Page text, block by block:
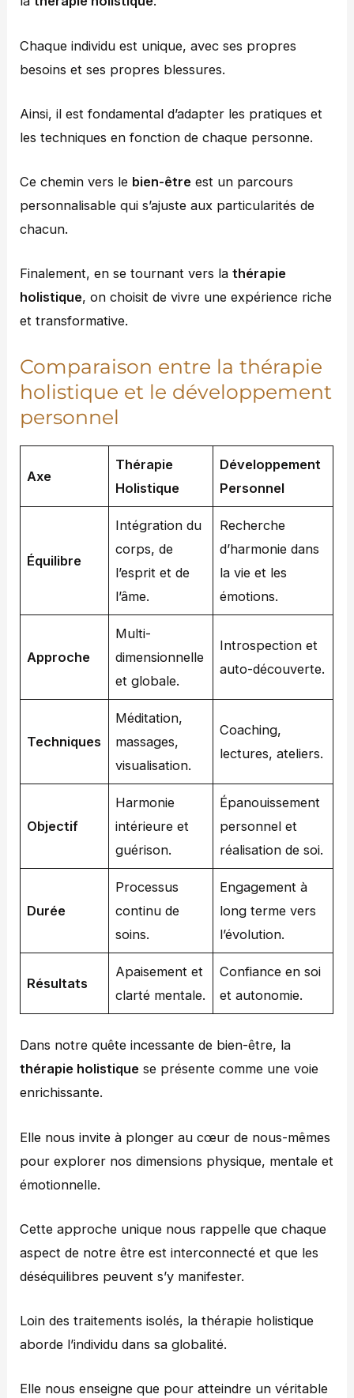
Chaque individu est unique, avec ses propres
besoins et ses propres blessures.
Ainsi, il est fondamental d’adapter les pratiques et
les techniques en fonction de chaque personne.
Ce chemin vers le bien-être est un parcours
personnalisable qui s’ajuste aux particularités de
chacun.
Finalement, en se tournant vers lathérapie
holistique, on choisit de vivre une expérience riche
et transformative.
Comparaison entre la thérapie
holistique et le développement
personnel
Axe
Thérapie
Holistique
Développement
Personnel
Équilibre
Intégration du
corps, de
l’esprit et de
l’âme.
Recherche
d’harmonie dans
la vie et les
émotions.
Approche
Multi-
dimensionnelle
et globale.
Introspection et
auto-découverte.
Techniques
Méditation,
massages,
visualisation.
Coaching,
lectures, ateliers.
Objectif
Harmonie
intérieure et
guérison.
Épanouissement
personnel et
réalisation de soi.
Durée
Processus
continu de
soins.
Engagement à
long terme vers
l’évolution.
Résultats
Apaisement et
clarté mentale.
Confiance en soi
et autonomie.
Dans notre quête incessante de bien-être, la
thérapie holistique se présente comme une voie
enrichissante.
Elle nous invite à plonger au cœur de nous-mêmes
pour explorer nos dimensions physique, mentale et
émotionnelle.
Cette approche unique nous rappelle que chaque
aspect de notre être est interconnecté et que les
déséquilibres peuvent s’y manifester.
Loin des traitements isolés, la thérapie holistique
aborde l’individu dans sa globalité.
Elle nous enseigne que pour atteindre un véritable